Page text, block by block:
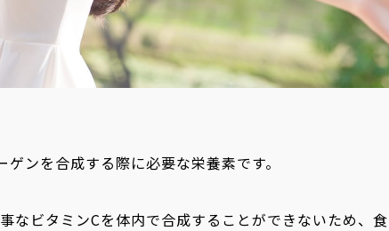
ンを合成する際に必要な栄養素です。
なビタミンCを体内で合成することができないため、